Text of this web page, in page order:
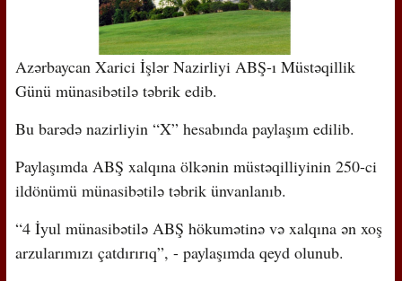
Azərbaycan Xarici İşlər Nazirliyi ABŞ-ı Müstəqillik
Günü münasibətilə təbrik edib.
Bu barədə nazirliyin “X” hesabında paylaşım edilib.
Paylaşımda ABŞ xalqına ölkənin müstəqilliyinin 250-ci
ildönümü münasibətilə təbrik ünvanlanıb.
“4 İyul münasibətilə ABŞ hökumətinə və xalqına ən xoş
arzularımızı çatdırırıq”, - paylaşımda qeyd olunub.